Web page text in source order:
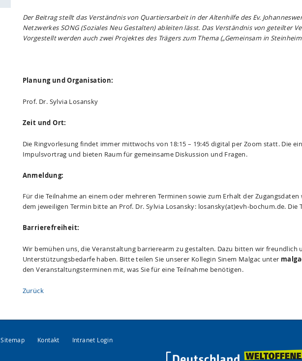
Der Beitrag stellt das Verständnis von Quartiersarbeit in der Altenhilfe des Ev.
Netzwerkes SONG (Soziales Neu Gestalten) ableiten lässt. Das Verständnis von geteilter
Vorgestellt werden auch zwei Projektes des Trägers zum Thema („Gemeinsam in
Planung und Organisation:
Prof. Dr. Sylvia Losansky
Zeit und Ort:
Die Ringvorlesung findet immer mittwochs von 18:15 – 19:45 digital per Zoom statt. Die
Impulsvortrag und bieten Raum für gemeinsame Diskussion und Fragen.
Anmeldung:
Für die Teilnahme an einem oder mehreren Terminen sowie zum Erhalt der
dem jeweiligen Termin bitte an Prof. Dr. Sylvia Losansky: losansky(at)evh-bochum.de. Die
Barrierefreiheit:
Wir bemühen uns, die Veranstaltung barrierearm zu gestalten. Dazu bitten wir freundlich
Unterstützungsbedarfe haben. Bitte teilen Sie unserer Kollegin Sinem Malgac unter
den Veranstaltungsterminen mit, was Sie für eine Teilnahme benötigen.
Zurück
Sitemap Kontakt Intranet Login